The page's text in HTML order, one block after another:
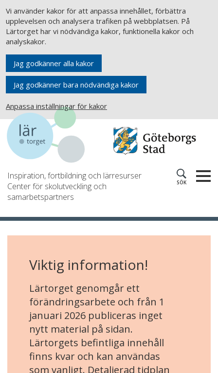
Vi använder kakor för att anpassa innehållet, förbättra
upplevelsen och analysera trafiken på webbplatsen. På
Lärtorget har vi nödvändiga kakor, funktionella kakor och
analyskakor.
Jag godkänner alla kakor
Jag godkänner bara nödvändiga kakor
Anpassa inställningar för kakor
Inspiration, fortbildning och lärresurser
Center för skolutveckling och
samarbetspartners
SÖK
Viktig information!
Lärtorget genomgår ett
förändringsarbete och från 1
januari 2026 publiceras inget
nytt material på sidan.
Lärtorgets befintliga innehåll
finns kvar och kan användas
som vanligt. Detaljerad tidplan